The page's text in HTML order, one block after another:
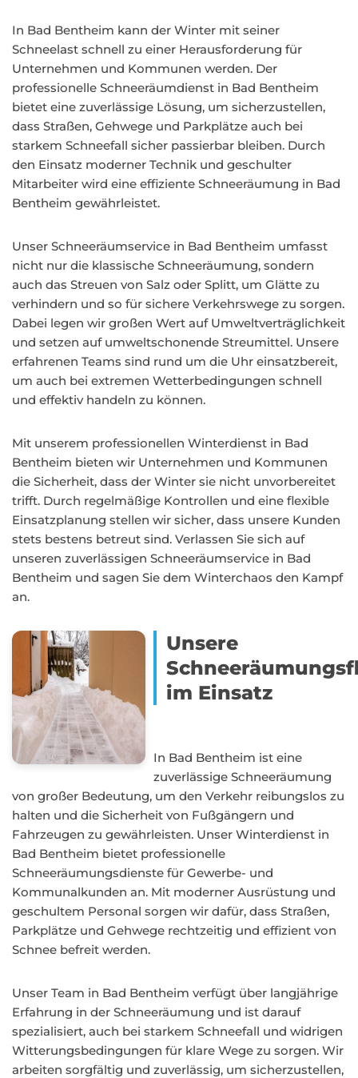
In Bad Bentheim kann der Winter mit seiner
Schneelast schnell zu einer Herausforderung für
Unternehmen und Kommunen werden. Der
professionelle Schneeräumdienst in Bad Bentheim
bietet eine zuverlässige Lösung, um sicherzustellen,
dass Straßen, Gehwege und Parkplätze auch bei
starkem Schneefall sicher passierbar bleiben. Durch
den Einsatz moderner Technik und geschulter
Mitarbeiter wird eine effiziente Schneeräumung in Bad
Bentheim gewährleistet.
Unser Schneeräumservice in Bad Bentheim umfasst
nicht nur die klassische Schneeräumung, sondern
auch das Streuen von Salz oder Splitt, um Glätte zu
verhindern und so für sichere Verkehrswege zu sorgen.
Dabei legen wir großen Wert auf Umweltverträglichkeit
und setzen auf umweltschonende Streumittel. Unsere
erfahrenen Teams sind rund um die Uhr einsatzbereit,
um auch bei extremen Wetterbedingungen schnell
und effektiv handeln zu können.
Mit unserem professionellen Winterdienst in Bad
Bentheim bieten wir Unternehmen und Kommunen
die Sicherheit, dass der Winter sie nicht unvorbereitet
trifft. Durch regelmäßige Kontrollen und eine flexible
Einsatzplanung stellen wir sicher, dass unsere Kunden
stets bestens betreut sind. Verlassen Sie sich auf
unseren zuverlässigen Schneeräumservice in Bad
Bentheim und sagen Sie dem Winterchaos den Kampf
an.
Unsere
im Einsatz
In Bad Bentheim ist eine
zuverlässige Schneeräumung
von großer Bedeutung, um den Verkehr reibungslos zu
halten und die Sicherheit von Fußgängern und
Fahrzeugen zu gewährleisten. Unser Winterdienst in
Bad Bentheim bietet professionelle
Schneeräumungsdienste für Gewerbe- und
Kommunalkunden an. Mit moderner Ausrüstung und
geschultem Personal sorgen wir dafür, dass Straßen,
Parkplätze und Gehwege rechtzeitig und effizient von
Schnee befreit werden.
Unser Team in Bad Bentheim verfügt über langjährige
Erfahrung in der Schneeräumung und ist darauf
spezialisiert, auch bei starkem Schneefall und widrigen
Witterungsbedingungen für klare Wege zu sorgen. Wir
arbeiten sorgfältig und zuverlässig, um sicherzustellen,